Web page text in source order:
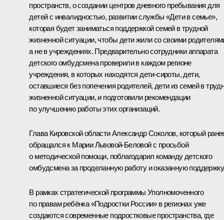
пространств, о создании центров дневного пребывания для
детей с инвалидностью, развитии службы «Дети в семье»,
которая будет заниматься поддержкой семей в трудной
жизненной ситуации, чтобы дети жили со своими
а не в учреждениях. Предварительно сотрудники аппарата
детского омбудсмена проверили в каждом регионе
учреждения, в которых находятся дети-сироты, дети,
оставшиеся без попечения родителей, дети из семей в
жизненной ситуации, и подготовили рекомендации
по улучшению работы этих организаций.
Глава Кировской областиАлександр Соколов, который
обращался к Марии Львовой-Беловой с просьбой
о методической помощи, поблагодарил команду детского
омбудсмена за проделанную работу и оказанную
В рамках стратегической программы Уполномоченного
по правам ребёнка «Подростки России» в регионах уже
создаются современные подростковые пространства, где